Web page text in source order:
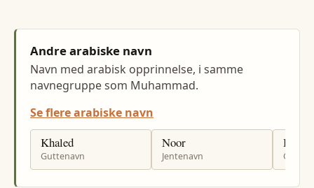
Andre arabiske navn
Navn med arabisk opprinnelse, i samme
navnegruppe som Muhammad.
Se flere arabiske navn
Khaled
Guttenavn
Noor
Jentenavn
Bilal